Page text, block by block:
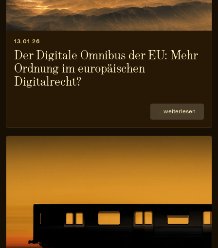
13.01.26
Der Digitale Omnibus der EU: Mehr
Ordnung im europäischen
Digitalrecht?
… weiterlesen